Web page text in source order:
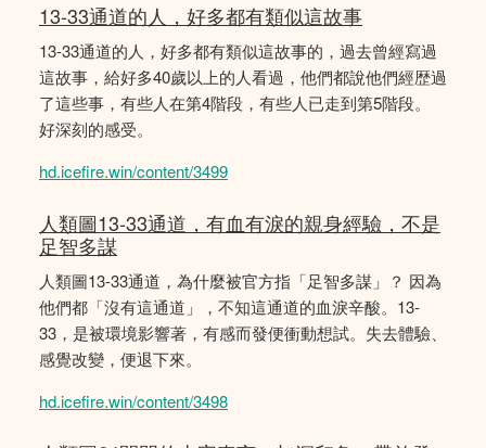
13-33通道的人，好多都有類似這故事
13-33通道的人，好多都有類似這故事的，過去曾經寫過
這故事，給好多40歲以上的人看過，他們都說他們經歴過
了這些事，有些人在第4階段，有些人已走到第5階段。
好深刻的感受。
hd.icefire.win/content/3499
人類圖13-33通道，有血有淚的親身經驗，不是
足智多謀
人類圖13-33通道，為什麼被官方指「足智多謀」？ 因為
他們都「沒有這通道」，不知這通道的血淚辛酸。13-
33，是被環境影響著，有感而發便衝動想試。失去體驗、
感覺改變，便退下來。
hd.icefire.win/content/3498